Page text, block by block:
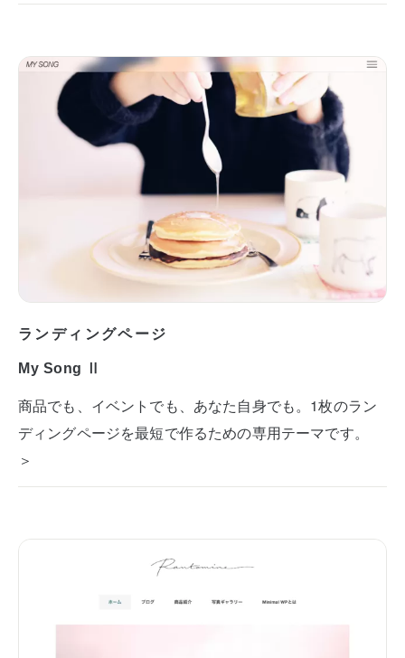
ランディングページ
My Song Ⅱ
商品でも、イベントでも、あなた自身でも。1枚のラン
ディングページを最短で作るための専用テーマです。
＞